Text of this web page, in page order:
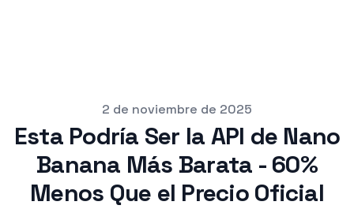
2 de noviembre de 2025
Esta Podría Ser la API de Nano
Banana Más Barata - 60%
Menos Que el Precio Oficial